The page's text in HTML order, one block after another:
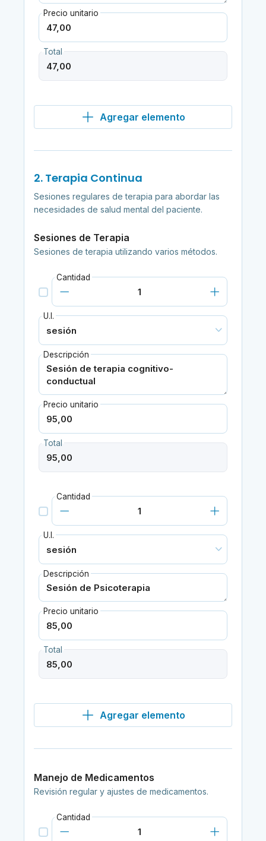
Precio unitario
Total
Agregar elemento
2. Terapia Continua
Sesiones regulares de terapia para abordar las
necesidades de salud mental del paciente.
Sesiones de Terapia
Sesiones de terapia utilizando varios métodos.
Cantidad
U.I.
Descripción
Precio unitario
Total
Cantidad
U.I.
Descripción
Precio unitario
Total
Agregar elemento
Manejo de Medicamentos
Revisión regular y ajustes de medicamentos.
Cantidad